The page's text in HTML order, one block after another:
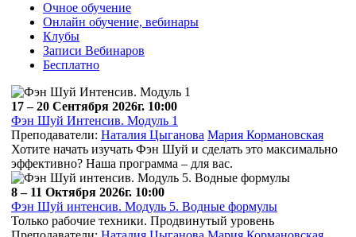
Очное обучение
Онлайн обучение, вебинары
Клубы
Записи Вебинаров
Бесплатно
17 – 20 Сентября 2026г. 10:00
Фэн Шуй Интенсив. Модуль 1
Преподаватели: Наталия Цыганова Мария Кормановская
Хотите начать изучать Фэн Шуй и сделать это максимально
эффективно? Наша программа – для вас.
8 – 11 Октября 2026г. 10:00
Фэн Шуй интенсив. Модуль 5. Водные формулы
Только рабочие техники. Продвинутый уровень